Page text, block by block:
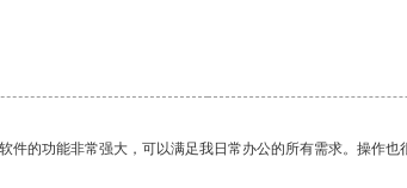
的功能非常强大，可以满足我日常办公的所有需求。操作也